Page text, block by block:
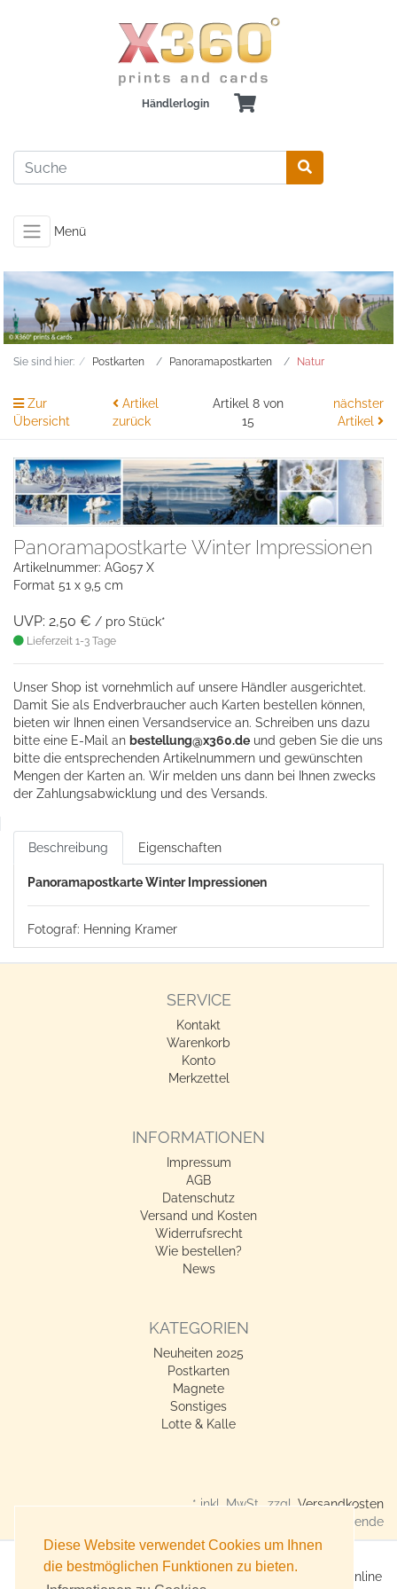
Händlerlogin
Menü
Sie sind hier: Postkarten Panoramapostkarten Natur
Zur
Übersicht
Artikel
zurück
Artikel 8 von
15
nächster
Artikel
Panoramapostkarte Winter Impressionen
Artikelnummer: AG057 X
Format 51 x 9,5 cm
UVP: 2,50 € / pro Stück*
Lieferzeit 1-3 Tage
Unser Shop ist vornehmlich auf unsere Händler ausgerichtet.
Damit Sie als Endverbraucher auch Karten bestellen können,
bieten wir Ihnen einen Versandservice an. Schreiben uns dazu
bitte eine E-Mail an bestellung@x360.de und geben Sie die uns
bitte die entsprechenden Artikelnummern und gewünschten
Mengen der Karten an. Wir melden uns dann bei Ihnen zwecks
der Zahlungsabwicklung und des Versands.
Beschreibung Eigenschaften
Panoramapostkarte Winter Impressionen
Fotograf: Henning Kramer
SERVICE
Kontakt
Warenkorb
Konto
Merkzettel
INFORMATIONEN
Impressum
AGB
Datenschutz
Versand und Kosten
Widerrufsrecht
Wie bestellen?
News
KATEGORIEN
Neuheiten 2025
Postkarten
Magnete
Sonstiges
Lotte & Kalle
* inkl. MwSt., zzgl.Versandkosten
Verkauf nur an Gewerbetreibende
X360° Postkarten-Shop - Geschenkideen für alle Anlässe online
Diese Website verwendet Cookies um Ihnen
die bestmöglichen Funktionen zu bieten.